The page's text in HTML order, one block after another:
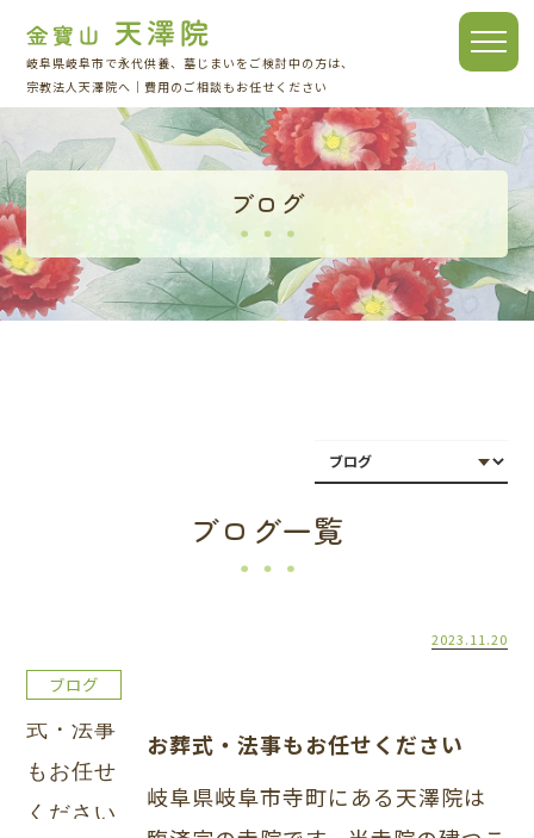
岐阜県岐阜市で永代供養、墓じまいをご検討中の方は、
宗教法人天澤院へ｜費用のご相談もお任せください
toggle
ブログ
ブログ一覧
2023.11.20
ブログ
お葬式・法事もお任せください
岐阜県岐阜市寺町にある天澤院は